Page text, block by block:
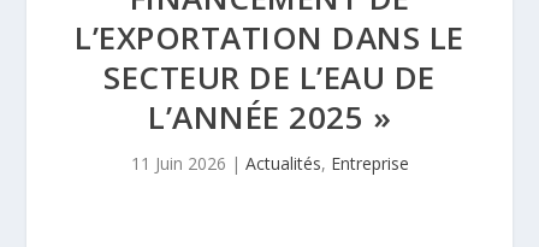
L’EXPORTATION DANS LE
SECTEUR DE L’EAU DE
L’ANNÉE 2025 »
11 Juin 2026 | Actualités, Entreprise